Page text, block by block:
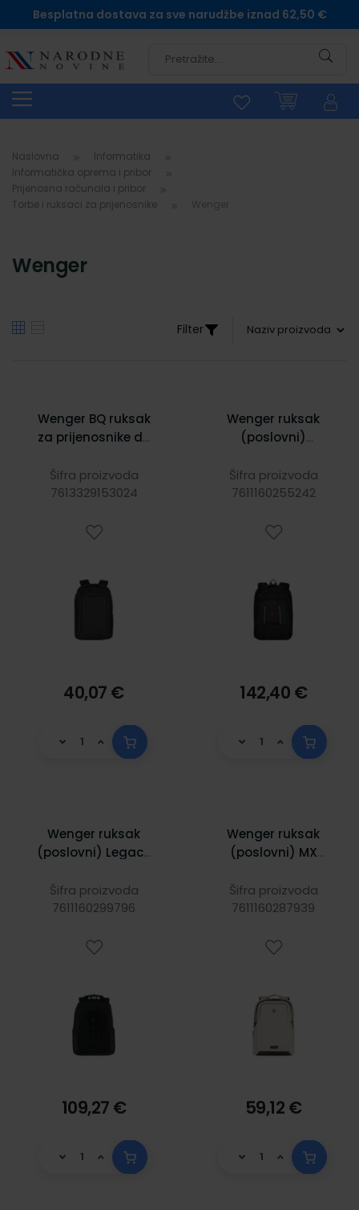
Besplatna dostava za sve narudžbe iznad 62,50 €
Naslovna
Informatika
Informatička oprema i pribor
Prijenosna računala i pribor
Torbe i ruksaci za prijenosnike
Wenger
Filter
Wenger BQ ruksak
za prijenosnike do
Šifra proizvoda
7613329153024
40,07 €
Wenger ruksak
(poslovni)
prijenosnike do
16", crni
Šifra proizvoda
7611160255242
142,40 €
Wenger ruksak
(poslovni) Legacy
prijenosnike do
16", crni
Šifra proizvoda
7611160299796
109,27 €
Wenger ruksak
(poslovni) MX
prijenosnike do
16", bež
Šifra proizvoda
7611160287939
59,12 €